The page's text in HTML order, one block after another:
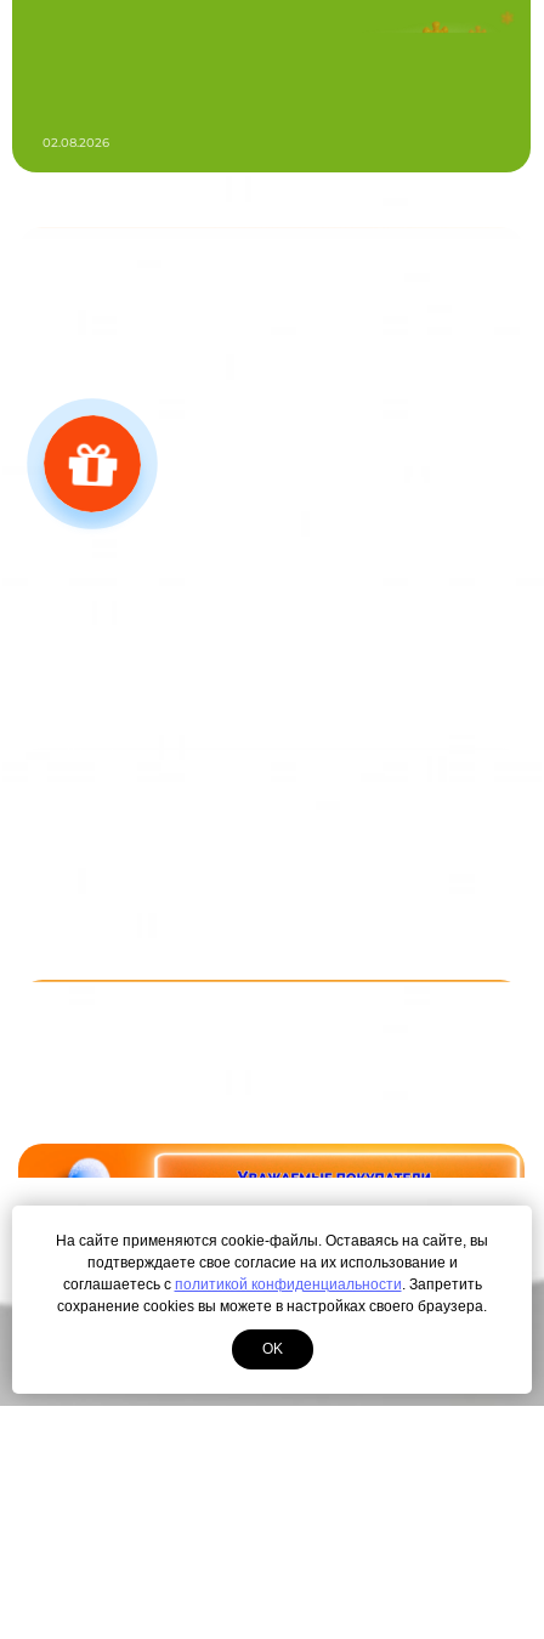
02.08.2026
На сайте применяются cookie-файлы. Оставаясь на сайте, вы
подтверждаете свое согласие на их использование и
соглашаетесь с политикой конфиденциальности. Запретить
сохранение cookies вы можете в настройках своего браузера.
OK